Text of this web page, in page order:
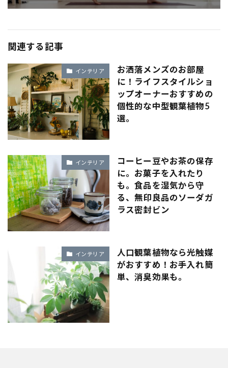
関連する記事
インテリア
お洒落メンズのお部屋
に！ライフスタイルショ
ップオーナーおすすめの
個性的な中型観葉植物5
選。
インテリア
コーヒー豆やお茶の保存
に。お菓子を入れたり
も。食品を湿気から守
る、無印良品のソーダガ
ラス密封ビン
インテリア
人口観葉植物なら光触媒
がおすすめ！お手入れ簡
単、消臭効果も。